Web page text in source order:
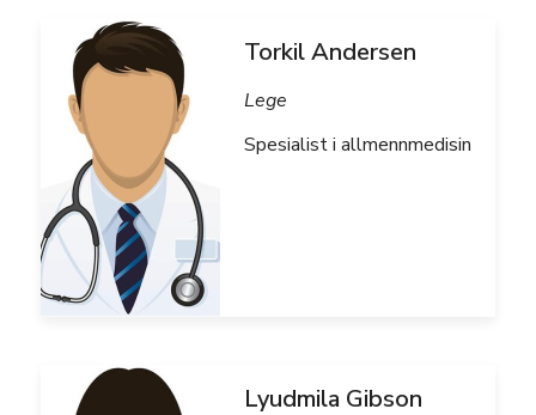
Torkil Andersen
Lege
Spesialist i allmennmedisin
Lyudmila Gibson